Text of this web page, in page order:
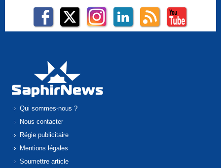
Qui sommes-nous ?
Nous contacter
Régie publicitaire
Mentions légales
Soumettre article